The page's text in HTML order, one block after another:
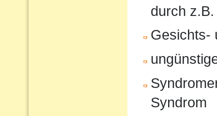
durch
Gesichts-
Syndrom